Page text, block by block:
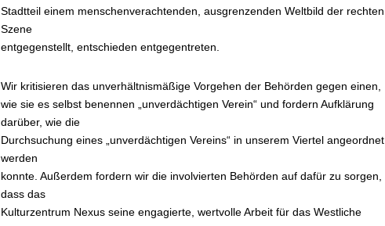
Stadtteil einem menschenverachtenden, ausgrenzenden Weltbild der rechten
Szene
entgegenstellt, entschieden entgegentreten.
Wir kritisieren das unverhältnismäßige Vorgehen der Behörden gegen einen,
wie sie es selbst benennen „unverdächtigen Verein“ und fordern Aufklärung
darüber, wie die
Durchsuchung eines „unverdächtigen Vereins“ in unserem Viertel angeordnet
werden
konnte. Außerdem fordern wir die involvierten Behörden auf dafür zu sorgen,
dass das
Kulturzentrum Nexus seine engagierte, wertvolle Arbeit für das Westliche